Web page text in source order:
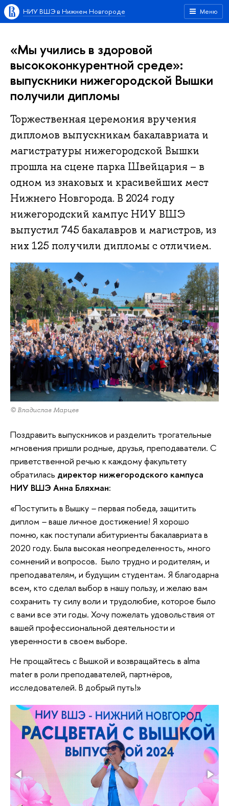
Меню
НИУ ВШЭ в Нижнем Новгороде
«Мы учились в здоровой
высококонкурентной среде»:
выпускники нижегородской Вышки
получили дипломы
Торжественная церемония вручения
дипломов выпускникам бакалавриата и
магистратуры нижегородской Вышки
прошла на сцене парка Швейцария – в
одном из знаковых и красивейших мест
Нижнего Новгорода. В 2024 году
нижегородский кампус НИУ ВШЭ
выпустил 745 бакалавров и магистров, из
них 125 получили дипломы с отличием.
© Владислав Марцев
Поздравить выпускников и разделить трогательные
мгновения пришли родные, друзья, преподаватели. С
приветственной речью к каждому факультету
обратилась директор нижегородского кампуса
НИУ ВШЭ Анна Бляхман:
«Поступить в Вышку –первая победа, защитить
диплом –ваше личное достижение! Я хорошо
помню, как поступали абитуриенты бакалавриата в
2020 году. Была высокая неопределенность, много
сомнений и вопросов. Было трудно и родителям, и
преподавателям, и будущим студентам. Я благодарна
всем, кто сделал выбор в нашу пользу, и желаю вам
сохранить ту силу воли и трудолюбие, которое было
с вами все эти годы. Хочу пожелать удовольствия от
вашей профессиональной деятельности и
уверенности в своем выборе.
Не прощайтесь с Вышкой и возвращайтесь в alma
mater в роли преподавателей, партнёров,
исследователей. В добрый путь!»